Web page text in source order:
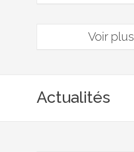
Voir plus
Actualités